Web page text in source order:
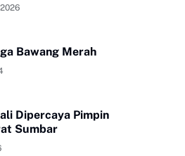
Bawang Merah
Dipercaya Pimpin
Sumbar